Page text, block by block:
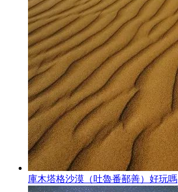
庫木塔格沙漠（吐魯番鄯善）好玩嗎